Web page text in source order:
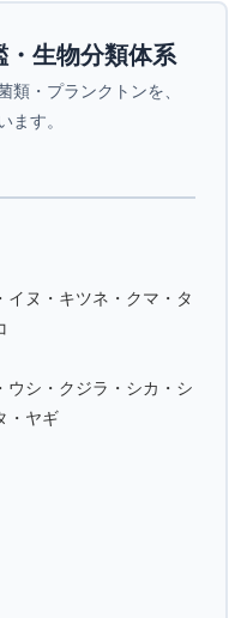
・生物分類体系
類・プランクトンを、
ます。
イヌ・キツネ・クマ・タ
ウシ・クジラ・シカ・シ
・ヤギ